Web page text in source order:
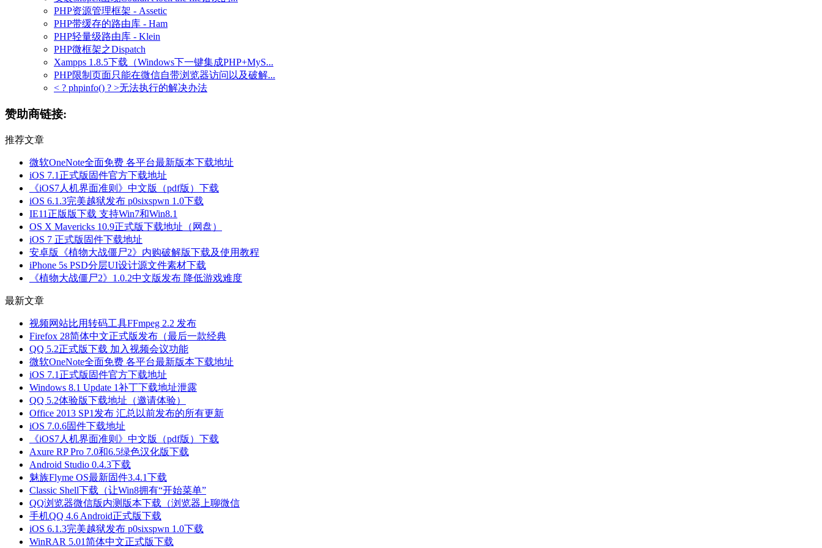
PHP资源管理框架 - Assetic
PHP带缓存的路由库 - Ham
PHP轻量级路由库 - Klein
PHP微框架之Dispatch
Xampps 1.8.5下载（Windows下一键集成PHP+MyS...
PHP限制页面只能在微信自带浏览器访问以及破解...
< ? phpinfo() ? >无法执行的解决办法
赞助商链接:
推荐文章
微软OneNote全面免费 各平台最新版本下载地址
iOS 7.1正式版固件官方下载地址
《iOS7人机界面准则》中文版（pdf版）下载
iOS 6.1.3完美越狱发布 p0sixspwn 1.0下载
IE11正版版下载 支持Win7和Win8.1
OS X Mavericks 10.9正式版下载地址（网盘）
iOS 7 正式版固件下载地址
安卓版《植物大战僵尸2》内购破解版下载及使用教程
iPhone 5s PSD分层UI设计源文件素材下载
《植物大战僵尸2》1.0.2中文版发布 降低游戏难度
最新文章
视频网站比用转码工具FFmpeg 2.2 发布
Firefox 28简体中文正式版发布（最后一款经典
QQ 5.2正式版下载 加入视频会议功能
微软OneNote全面免费 各平台最新版本下载地址
iOS 7.1正式版固件官方下载地址
Windows 8.1 Update 1补丁下载地址泄露
QQ 5.2体验版下载地址（邀请体验）
Office 2013 SP1发布 汇总以前发布的所有更新
iOS 7.0.6固件下载地址
《iOS7人机界面准则》中文版（pdf版）下载
Axure RP Pro 7.0和6.5绿色汉化版下载
Android Studio 0.4.3下载
魅族Flyme OS最新固件3.4.1下载
Classic Shell下载（让Win8拥有“开始菜单”
QQ浏览器微信版内测版本下载（浏览器上聊微信
手机QQ 4.6 Android正式版下载
iOS 6.1.3完美越狱发布 p0sixspwn 1.0下载
WinRAR 5.01简体中文正式版下载